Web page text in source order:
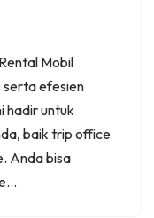
Mobil
serta efesien
hadir untuk
baik trip office
Anda bisa